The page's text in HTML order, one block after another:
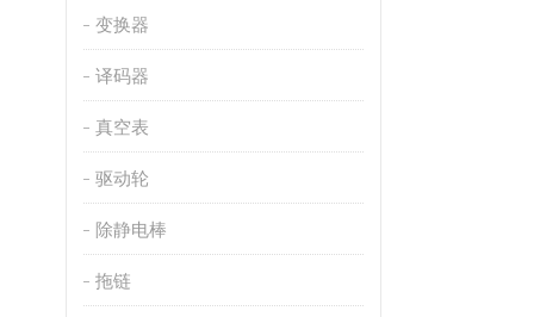
变换器
译码器
真空表
驱动轮
除静电棒
拖链